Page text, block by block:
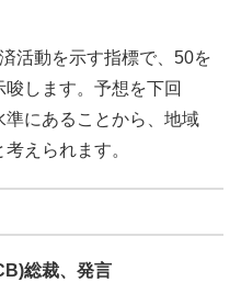
活動を示す指標で、50を
します。予想を下回
準にあることから、地域
えられます。
総裁、発言